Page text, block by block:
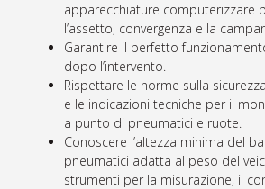
apparecchiature computerizzare
l’assetto, convergenza e la
Garantire il perfetto
dopo l’intervento.
Rispettare le norme sulla
e le indicazioni tecniche per il
a punto di pneumatici e ruote.
Conoscere l’altezza minima del
pneumatici adatta al peso del
strumenti per la misurazione, il